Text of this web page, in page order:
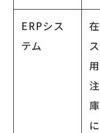
ERPシス
テム